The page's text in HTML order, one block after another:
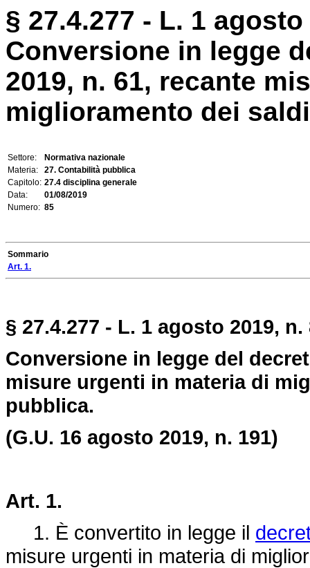
§ 27.4.277 - L. 1
Conversione in legge
2019, n. 61, recante
miglioramento dei
Settore:
Normativa nazionale
Materia:
27. Contabilità pubblica
Capitolo: 27.4 disciplina generale
Data:
01/08/2019
Numero: 85
Sommario
Art. 1.
§ 27.4.277 - L. 1 agosto 2019, n.
Conversione in legge del
misure urgenti in materia di
pubblica.
(G.U. 16 agosto 2019, n. 191)
Art. 1.
1. È convertito in legge il
misure urgenti in materia di